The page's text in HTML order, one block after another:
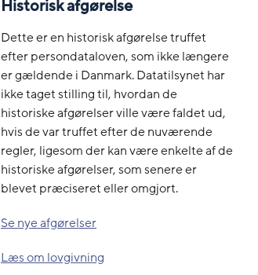
Historisk afgørelse
Dette er en historisk afgørelse truffet
efter persondataloven, som ikke længere
er gældende i Danmark. Datatilsynet har
ikke taget stilling til, hvordan de
historiske afgørelser ville være faldet ud,
hvis de var truffet efter de nuværende
regler, ligesom der kan være enkelte af de
historiske afgørelser, som senere er
blevet præciseret eller omgjort.
Se nye afgørelser
Læs om lovgivning